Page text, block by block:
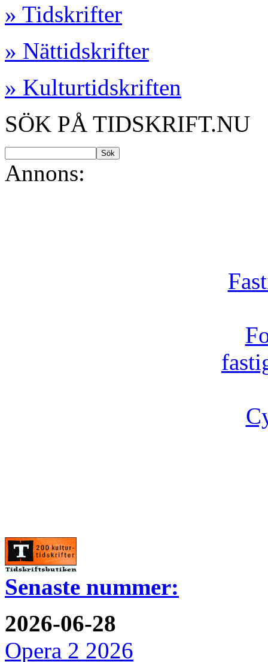
» Tidskrifter
» Nättidskrifter
» Kulturtidskriften
SÖK PÅ TIDSKRIFT.NU
Annons:
Senaste nummer:
2026-06-28
Opera 2 2026